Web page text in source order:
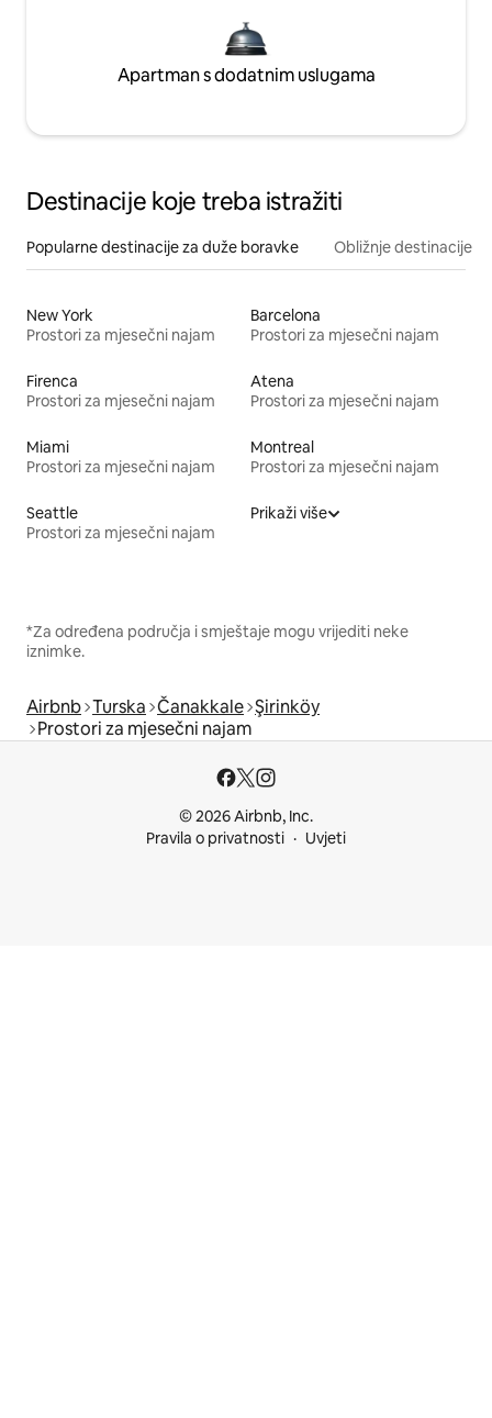
Apartman s dodatnim uslugama
Destinacije koje treba istražiti
Popularne destinacije za duže boravke Obližnje destinacije
New York
Prostori za mjesečni najam
Barcelona
Prostori za mjesečni najam
Firenca
Prostori za mjesečni najam
Atena
Prostori za mjesečni najam
Miami
Prostori za mjesečni najam
Montreal
Prostori za mjesečni najam
Seattle
Prostori za mjesečni najam
Prikaži više
*Za određena područja i smještaje mogu vrijediti neke
iznimke.
Airbnb Turska Čanakkale Şirinköy
Prostori za mjesečni najam
© 2026 Airbnb, Inc.
Pravila o privatnosti
Uvjeti